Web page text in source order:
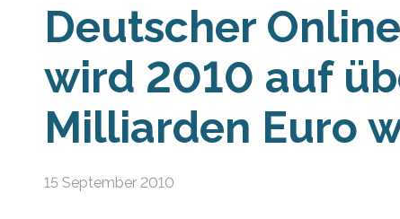
Deutscher
wird 2010 auf
Milliarden Euro
15 September 2010